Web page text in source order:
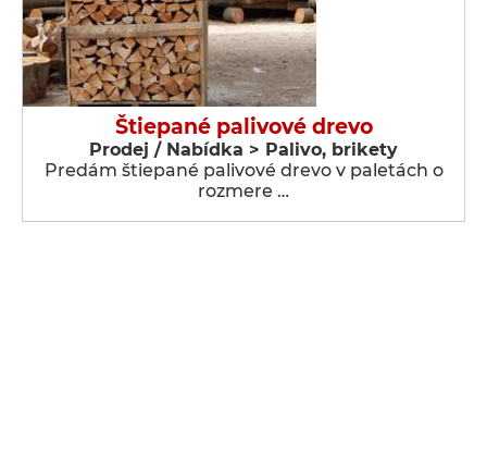
Štiepané palivové drevo
Prodej / Nabídka > Palivo, brikety
Predám štiepané palivové drevo v paletách o
rozmere …